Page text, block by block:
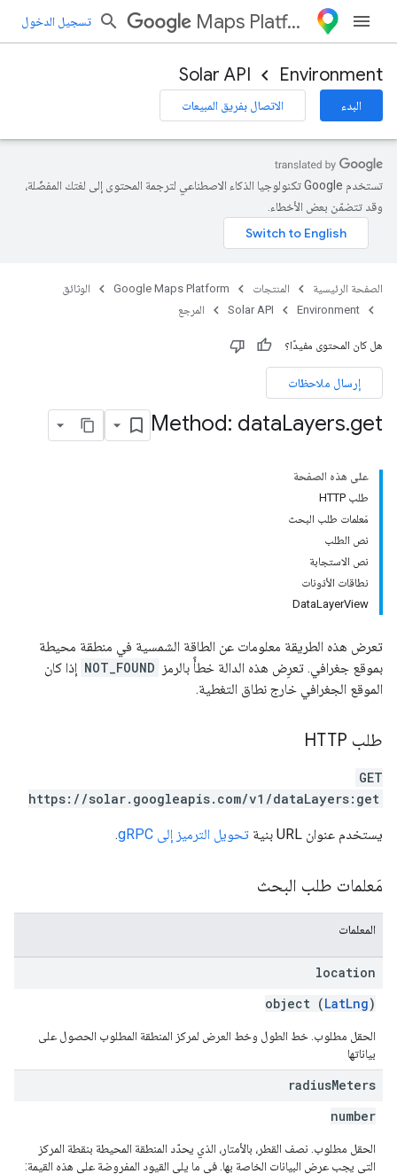
Maps Platform تسجيل الدخول
Environment
Solar API
البدء الاتصال بفريق المبيعات
تستخدم Google تكنولوجيا الذكاء الاصطناعي لترجمة المحتوى إلى لغتك المفضّلة،
وقد تتضمّن بعض الأخطاء.
الصفحة الرئيسية المنتجات Google Maps Platform
الوثائق
Environment
Solar API المرجع
هل كان المحتوى مفيدًا؟
إرسال ملاحظات
Method: dataLayers.get
على هذه الصفحة
طلب HTTP
مَعلمات طلب البحث
نص الطلب
نص الاستجابة
نطاقات الأذونات
DataLayerView
تعرض هذه الطريقة معلومات عن الطاقة الشمسية في منطقة محيطة
بموقع جغرافي. تعرِض هذه الدالة خطأً بالرمز NOT_FOUND إذا كان
الموقع الجغرافي خارج نطاق التغطية.
طلب HTTP
GET
https://solar.googleapis.com/v1/dataLayers:get
يستخدم عنوان URL بنية تحويل الترميز إلى gRPC .
مَعلمات طلب البحث
المعلمات
location
object (LatLng)
الحقل مطلوب. خط الطول وخط العرض لمركز المنطقة المطلوب الحصول على
بياناتها
radiusMeters
number
الحقل مطلوب. نصف القطر، بالأمتار، الذي يحدّد المنطقة المحيطة بنقطة المركز
التي يجب عرض البيانات الخاصة بها. في ما يلي القيود المفروضة على هذه القيمة: